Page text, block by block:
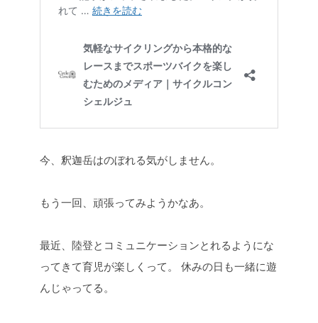
今、釈迦岳はのぼれる気がしません。
もう一回、頑張ってみようかなあ。
最近、陸登とコミュニケーションとれるようにな
ってきて育児が楽しくって。
休みの日も一緒に遊
んじゃってる。